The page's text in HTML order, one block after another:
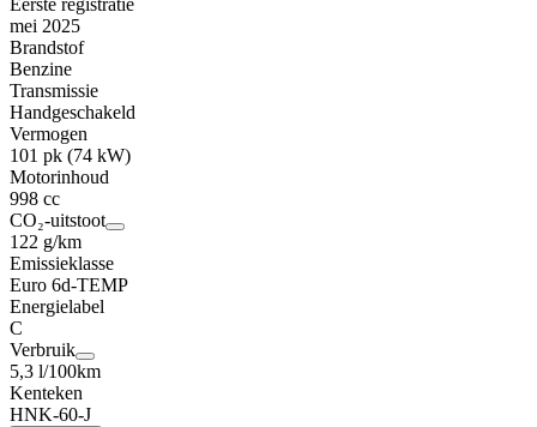
Eerste registratie
mei 2025
Brandstof
Benzine
Transmissie
Handgeschakeld
Vermogen
101 pk (74 kW)
Motorinhoud
998 cc
CO₂-uitstoot
122 g/km
Emissieklasse
Euro 6d-TEMP
Energielabel
C
Verbruik
5,3 l/100km
Kenteken
HNK-60-J